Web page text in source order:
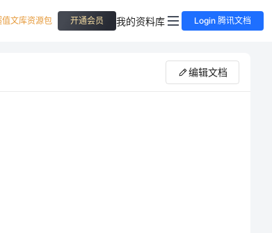
文库资源包 开通会员 我的资料库 Login 腾讯文档
编辑文档